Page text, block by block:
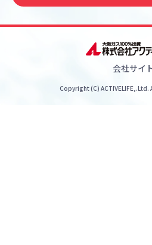
会社サイ
Copyright (C) ACTIVELIFE,.Ltd.